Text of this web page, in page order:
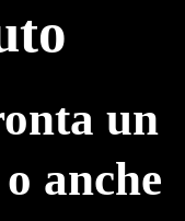
un
anche